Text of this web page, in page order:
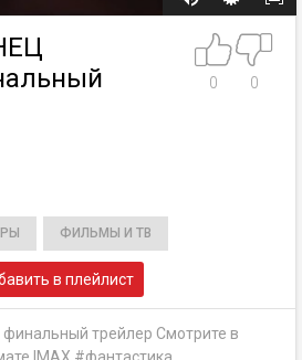
0 0
ФИЛЬМЫ И ТВ
в плейлист
трейлер Смотрите в